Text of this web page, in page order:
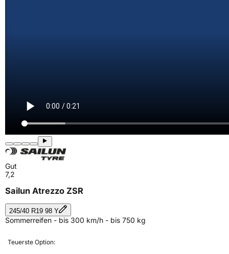
Gut
7,2
Sailun Atrezzo ZSR
245/40 R19 98 Y
Sommerreifen - bis 300 km/h - bis 750 kg
Teuerste Option: